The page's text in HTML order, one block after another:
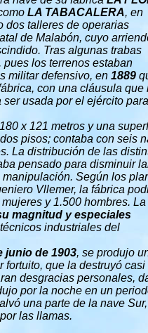
LA TABACALERA, en
dos talleres de operarias
de Malabón, cuyo
Tras algunas trabas
los terrenos estaban
militar defensivo, en 1889
con una cláusula que
usada por el ejército para
x 121 metros y una
pisos; contaba con seis
La distribución de las
pensado para disminuir
Según los
Vllemer, la fábrica
y 1.500 hombres. La
magnitud y especiales
industriales del
junio de 1903, se produjo
fortuito, que la destruyó casi
desgracias personales,
por la noche en un
una parte de la nave Sur,
las llamas.